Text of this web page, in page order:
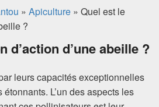
» Apiculture » Quel est le
?
d’action d’une abeille ?
leurs capacités exceptionnelles
L’un des aspects les